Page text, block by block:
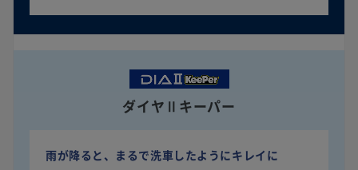
ダイヤⅡキーパー
雨が降ると、まるで洗車したようにキレイに